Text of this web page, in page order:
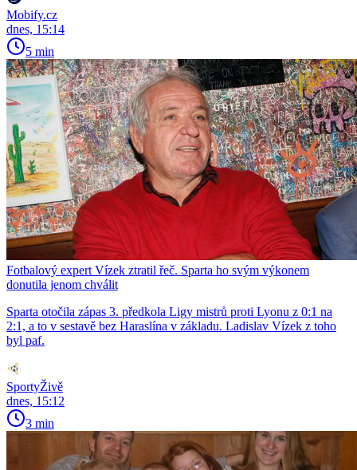
Mobify.cz
dnes, 15:14
5 min
Fotbalový expert Vízek ztratil řeč. Sparta ho svým výkonem
donutila jenom chválit
Sparta otočila zápas 3. předkola Ligy mistrů proti Lyonu z 0:1 na
2:1, a to v sestavě bez Haraslína v základu. Ladislav Vízek z toho
byl paf.
SportyŽivě
dnes, 15:12
3 min